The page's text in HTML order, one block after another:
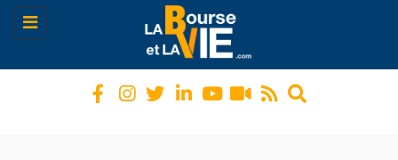
Toggle
navigation